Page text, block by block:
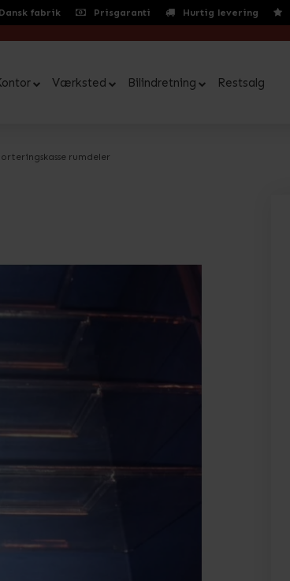
Dansk fabrik Prisgaranti Hurtig levering
Værksted Bilindretning Restsalg
rumdeler